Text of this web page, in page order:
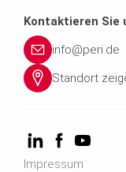
Kontaktieren Sie
info@peri.de
Standort
Impressum